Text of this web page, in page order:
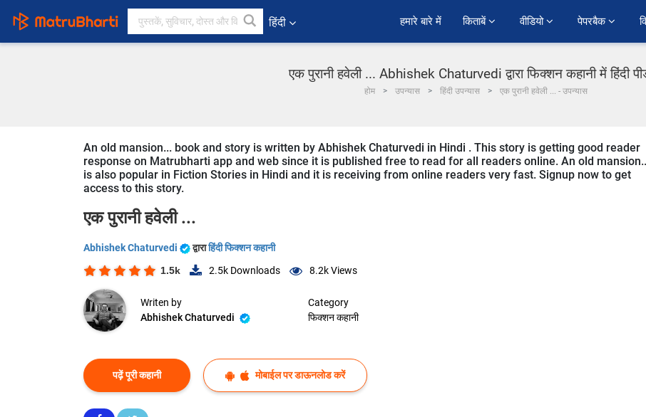
हिंदी हमारे बारे में किताबें वीडियो पेपरबैक
एक पुरानी हवेली ... Abhishek Chaturvedi द्वारा फिक्शन कहानी में हिंदी
होम उपन्यास हिंदी उपन्यास एक पुरानी हवेली ... - उपन्यास
An old mansion... book and story is written by Abhishek Chaturvedi in Hindi . This story is getting good reader
response on Matrubharti app and web since it is published free to read for all readers online. An old
is also popular in Fiction Stories in Hindi and it is receiving from online readers very fast. Signup now to get
access to this story.
एक पुरानी हवेली ...
Abhishek Chaturvedi द्वाराहिंदी फिक्शन कहानी
1.5k 2.5k Downloads 8.2kViews
Writen by
Abhishek Chaturvedi
Category
फिक्शन कहानी
पढ़ें पूरी कहानी मोबाईल पर डाऊनलोड करें